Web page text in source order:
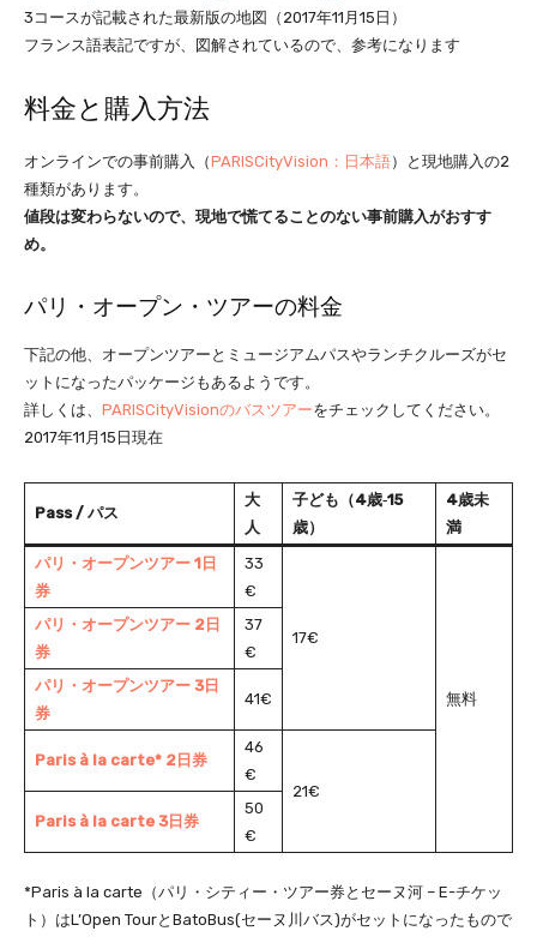
3コースが記載された最新版の地図（2017年11月15日）
フランス語表記ですが、図解されているので、参考になります
料金と購入方法
オンラインでの事前購入（PARISCityVision：日本語）と現地購入の2
種類があります。
値段は変わらないので、現地で慌てることのない事前購入がおすす
め。
パリ・オープン・ツアーの料金
下記の他、オープンツアーとミュージアムパスやランチクルーズがセ
ットになったパッケージもあるようです。
詳しくは、 PARISCityVisionのバスツアーをチェックしてください。
2017年11月15日現在
Pass / パス
大
人
子ども（4歳‐15
歳）
4歳未
満
パリ・オープンツアー 1日
券
33
€
17€
無料
パリ・オープンツアー 2日
券
37
€
パリ・オープンツアー 3日
券
41€
Paris à la carte* 2日券
46
€
21€
Paris à la carte 3日券
50
€
*Paris à la carte（パリ・シティー・ツアー券とセーヌ河 – E-チケッ
ト）はL’Open TourとBatoBus(セーヌ川バス)がセットになったもので